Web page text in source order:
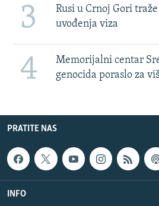
3
Rusi u Crnoj Gori
uvođenja viza
4
Memorijalni centar
genocida poraslo za
PRATITE NAS
INFO